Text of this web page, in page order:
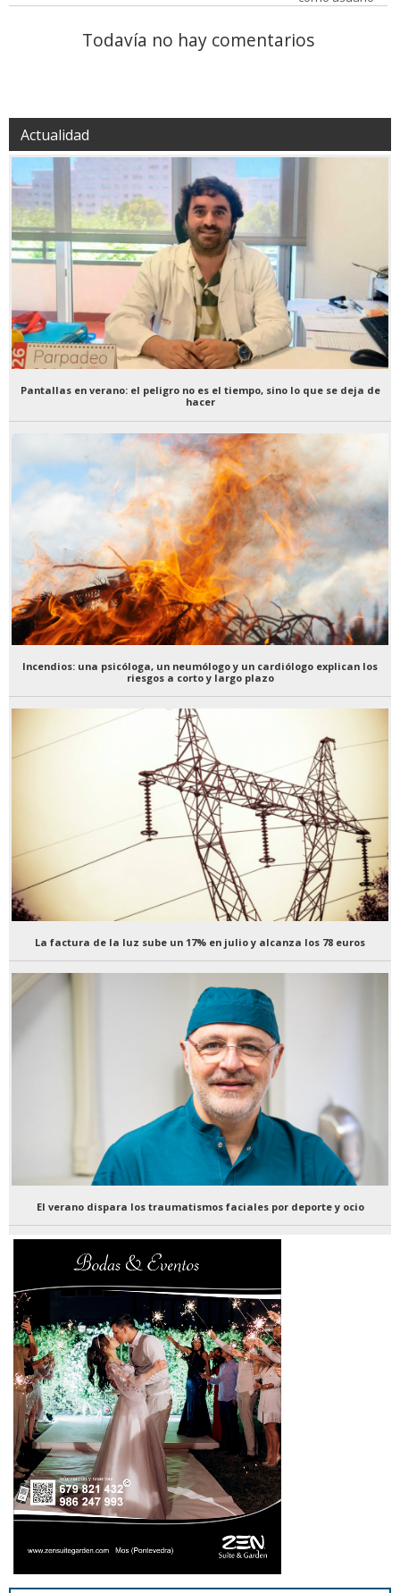
Todavía no hay comentarios
Actualidad
Pantallas en verano: el peligro no es el tiempo, sino lo que se deja de
hacer
Incendios: una psicóloga, un neumólogo y un cardiólogo explican los
riesgos a corto y largo plazo
La factura de la luz sube un 17% en julio y alcanza los 78 euros
El verano dispara los traumatismos faciales por deporte y ocio